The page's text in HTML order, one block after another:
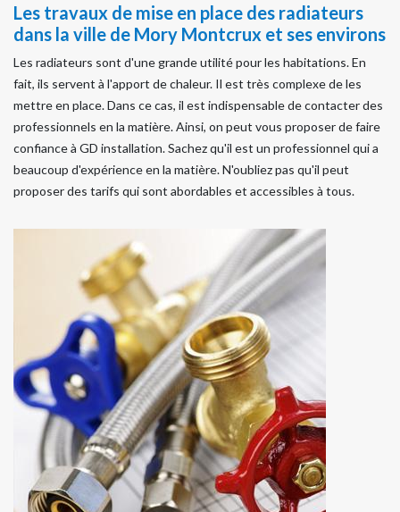
Les travaux de mise en place des radiateurs
dans la ville de Mory Montcrux et ses environs
Les radiateurs sont d'une grande utilité pour les habitations. En
fait, ils servent à l'apport de chaleur. Il est très complexe de les
mettre en place. Dans ce cas, il est indispensable de contacter des
professionnels en la matière. Ainsi, on peut vous proposer de faire
confiance à GD installation. Sachez qu'il est un professionnel qui a
beaucoup d'expérience en la matière. N'oubliez pas qu'il peut
proposer des tarifs qui sont abordables et accessibles à tous.